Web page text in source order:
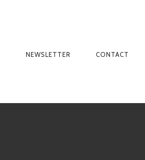
NEWSLETTER CONTACT